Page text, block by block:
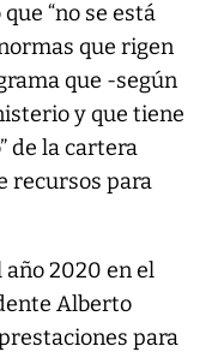
“no se está
que rigen
que -según
y que tiene
de la cartera
recursos para
año 2020 en el
Alberto
para